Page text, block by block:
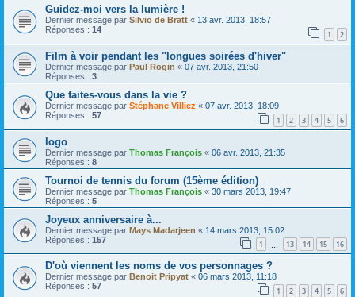
Guidez-moi vers la lumière !
Dernier message par Silvio de Bratt « 13 avr. 2013, 18:57
Réponses : 14 1 2
Film à voir pendant les "longues soirées d'hiver"
Dernier message par Paul Rogin « 07 avr. 2013, 21:50
Réponses : 3
Que faites-vous dans la vie ?
Dernier message par Stéphane Villiez « 07 avr. 2013, 18:09
Réponses : 57 1 2 3 4 5 6
logo
Dernier message par Thomas François « 06 avr. 2013, 21:35
Réponses : 8
Tournoi de tennis du forum (15ème édition)
Dernier message par Thomas François « 30 mars 2013, 19:47
Réponses : 5
Joyeux anniversaire à...
Dernier message par Mays Madarjeen « 14 mars 2013, 15:02
Réponses : 157 1 13 14 15 16
D'où viennent les noms de vos personnages ?
Dernier message par Benoit Pripyat « 06 mars 2013, 11:18
Réponses : 57 1 2 3 4 5 6